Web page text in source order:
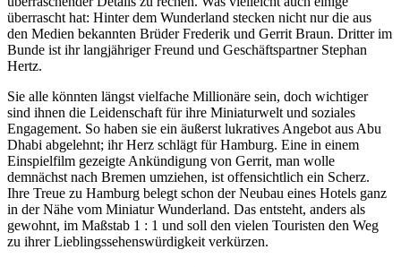
überrascht hat: Hinter dem Wunderland stecken nicht nur die aus
den Medien bekannten Brüder Frederik und Gerrit Braun. Dritter im
Bunde ist ihr langjähriger Freund und Geschäftspartner Stephan
Hertz.
Sie alle könnten längst vielfache Millionäre sein, doch wichtiger
sind ihnen die Leidenschaft für ihre Miniaturwelt und soziales
Engagement. So haben sie ein äußerst lukratives Angebot aus Abu
Dhabi abgelehnt; ihr Herz schlägt für Hamburg. Eine in einem
Einspielfilm gezeigte Ankündigung von Gerrit, man wolle
demnächst nach Bremen umziehen, ist offensichtlich ein Scherz.
Ihre Treue zu Hamburg belegt schon der Neubau eines Hotels ganz
in der Nähe vom Miniatur Wunderland. Das entsteht, anders als
gewohnt, im Maßstab 1 : 1 und soll den vielen Touristen den Weg
zu ihrer Lieblingssehenswürdigkeit verkürzen.